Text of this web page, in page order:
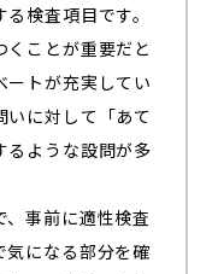
検査項目です。
ことが重要だと
ートが充実してい
に対して「あて
るような設問が多
事前に適性検査
気になる部分を確